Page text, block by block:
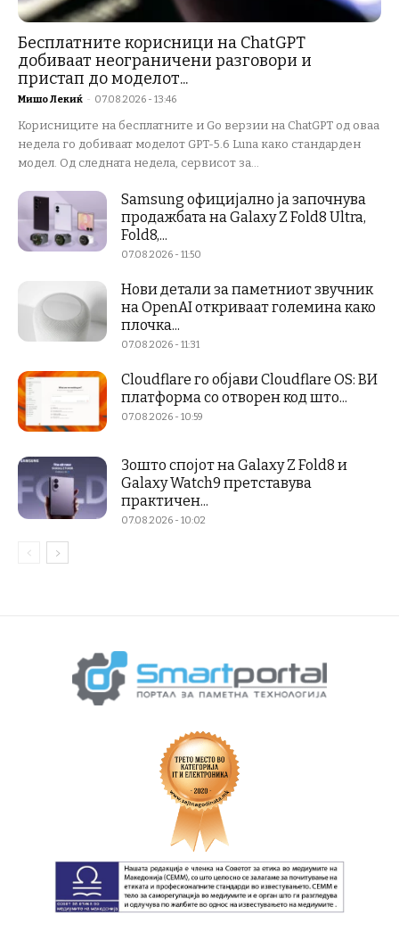
Бесплатните корисници на ChatGPT
добиваат неограничени разговори и
пристап до моделот...
Мишо Лекиќ - 07.08.2026 - 13:46
Корисниците на бесплатните и Go верзии на ChatGPT од оваа
недела го добиваат моделот GPT-5.6 Luna како стандарден
модел. Од следната недела, сервисот за...
Samsung официјално ја започнува
продажбата на Galaxy Z Fold8 Ultra,
Fold8,...
07.08.2026 - 11:50
Нови детали за паметниот звучник
на OpenAI откриваат големина како
плочка...
07.08.2026 - 11:31
Cloudflare го објави Cloudflare OS: ВИ
платформа со отворен код што...
07.08.2026 - 10:59
Зошто спојот на Galaxy Z Fold8 и
Galaxy Watch9 претставува
практичен...
07.08.2026 - 10:02